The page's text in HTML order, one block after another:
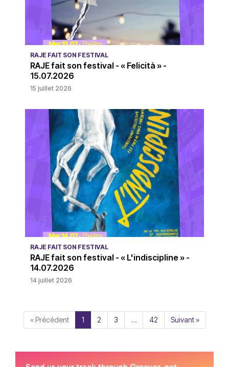
RAJE FAIT SON FESTIVAL
RAJE fait son festival - « Felicità » -
15.07.2026
15 juillet 2026
RAJE FAIT SON FESTIVAL
RAJE fait son festival - « L'indiscipline » -
14.07.2026
14 juillet 2026
« Précédent 1 2 3 … 42 Suivant »